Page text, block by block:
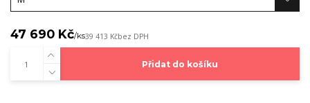
47 690 Kč/ks39 413 Kčbez DPH
Přidat do košíku